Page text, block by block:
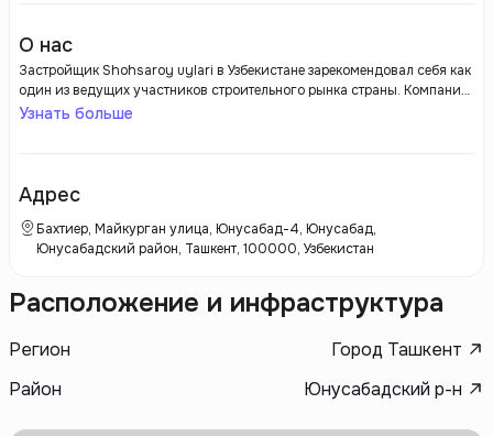
О нас
Застройщик Shohsaroy uylari в Узбекистане зарекомендовал себя как
один из ведущих участников строительного рынка страны. Компания
специализируется на возведении современных жилых комплексов,
уютные и функциональные квартиры для семей с различными
потребностями.
Узнать больше
Адрес
Бахтиер, Майкурган улица, Юнусабад-4, Юнусабад,
Юнусабадский район, Ташкент, 100000, Узбекистан
Расположение и инфраструктура
Регион
Город Ташкент
Район
Юнусабадский р-н